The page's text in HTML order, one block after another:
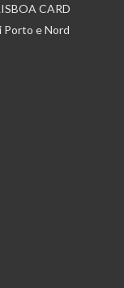
CARD
Porto e Nord